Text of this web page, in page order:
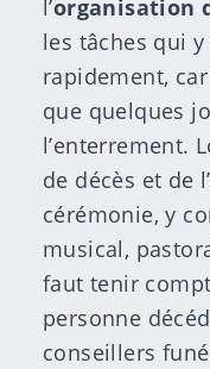
l’organisation
les tâches qui
rapidement,
que quelques
l’enterrement.
de décès et de
cérémonie, y
musical,
faut tenir
personne
conseillers